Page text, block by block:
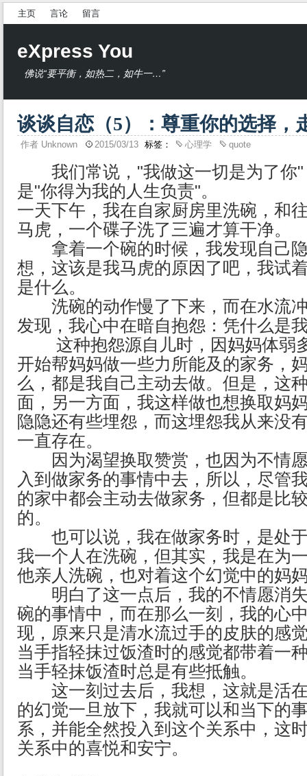
主页 言论 留言
eXpress You
佛说“要平衡，如热二，如牛一…”
谈谈自恋（5）：尊重你的选择，
作者 Unknown 2015/03/13 标签： 心理学 quote
我们常说，"我做这一切是为了你"
是"你得为我的人生负责"。
一天下午，我在自家厨房里洗碗，和
马虎，一个碟子洗了三遍才算干净。
拿着一个碗的时候，我发现自己隐
想，这该是我马虎的原因了吧，我试
是什么。
洗碗的动作慢了下来，而在水流冲
发现，我心中在暗自抱怨：凭什么是
这种抱怨源自儿时，因妈妈体弱
开始帮妈妈做一些力所能及的家务，
么，都是我自己主动去做。但是，这
面，另一方面，我这样做也想换取妈
隐隐还有些埋怨，而这埋怨我从来没
一直存在。
因为渴望换取赞赏，也因为不情愿
入到做家务的事情中去，所以，尽管
的家中都会主动去做家务，但都是比
的。
也可以说，我在做家务时，是处于
我一个人在洗碗，但其实，我是在为
他亲人洗碗，也对着这个幻觉中的妈
明白了这一点后，我的不情愿消失
碗的事情中，而在那么一刻，我的心
现，原来只是清水流过手的皮肤的感
当手指轻抹过饭渣时的感觉都带着一
当手轻抹饭渣时总是有些抵触。
这一刻过去后，我想，这就是活在
的幻觉一旦放下，我就可以和当下的
系，并能全然投入到这个关系中，这
关系中的喜悦和安宁。